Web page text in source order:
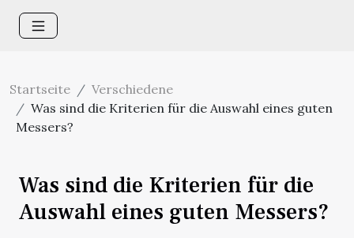
Startseite
Verschiedene
Was sind die Kriterien für die Auswahl eines guten
Messers?
Was sind die Kriterien für die
Auswahl eines guten Messers?